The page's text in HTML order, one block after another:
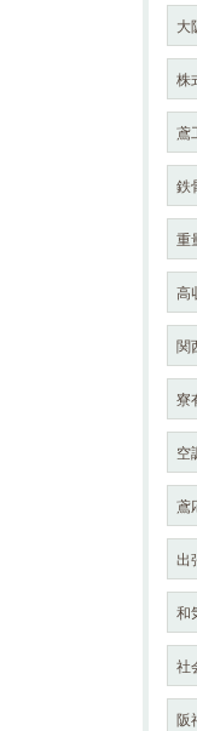
大
株
鳶
鉄
重
高
関
寮
空
鳶
出
和
社
阪